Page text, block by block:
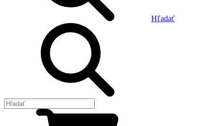
Hľadať